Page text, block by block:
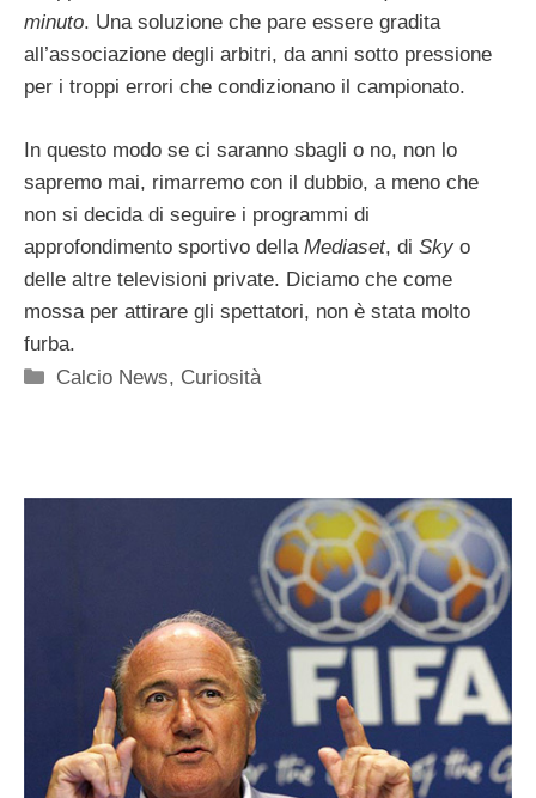
minuto. Una soluzione che pare essere gradita
all’associazione degli arbitri, da anni sotto pressione
per i troppi errori che condizionano il campionato.
In questo modo se ci saranno sbagli o no, non lo
sapremo mai, rimarremo con il dubbio, a meno che
non si decida di seguire i programmi di
approfondimento sportivo della Mediaset, di Sky o
delle altre televisioni private. Diciamo che come
mossa per attirare gli spettatori, non è stata molto
furba.
Categorie
Calcio News, Curiosità